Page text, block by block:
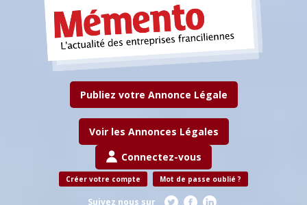
Publiez votre Annonce Légale
Voir les Annonces Légales
Connectez-vous
Créer votre compte Mot de passe oublié ?
Suivez nous sur